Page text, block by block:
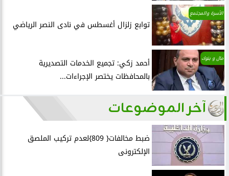
الأسرة والمجتمع
توابع زلزال أغسطس في نادى النصر الرياضي
مال و بنوك
أحمد زكي: تجميع الخدمات التصديرية
بالمحافظات يختصر الإجراءات...
آخر الموضوعات
ضبط مخالفات{ 809}لعدم تركيب الملصق
الإلكترونى